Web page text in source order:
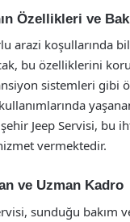
Özellikleri ve
arazi koşullarında
bu özelliklerini
sistemleri gibi
Jeep Servisi, bu
vermektedir.
ve Uzman Kadro
sunduğu